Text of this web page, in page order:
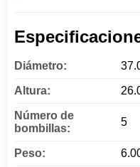
Diámetro:
Altura:
Número de
bombillas:
5
Peso: